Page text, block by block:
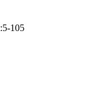
5-105